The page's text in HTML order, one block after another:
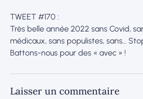
TWEET #170 :
Très belle année 2022 sans Covid,
médicaux, sans populistes, sans…
Battons-nous pour des « avec » !
Laisser un commentaire